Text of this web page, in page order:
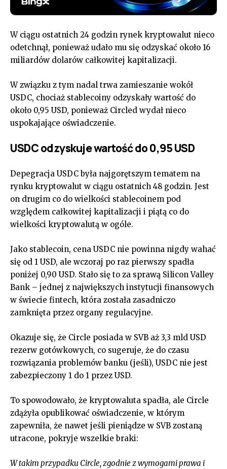
W ciągu ostatnich 24 godzin rynek kryptowalut nieco
odetchnął, ponieważ udało mu się odzyskać około 16
miliardów dolarów całkowitej kapitalizacji.
W związku z tym nadal trwa zamieszanie wokół
USDC, chociaż stablecoiny odzyskały wartość do
około 0,95 USD, ponieważ Circled wydał nieco
uspokajające oświadczenie.
USDC odzyskuje wartość do 0,95 USD
Depegracja USDC była najgorętszym tematem na
rynku kryptowalut w ciągu ostatnich 48 godzin. Jest
on drugim co do wielkości stablecoinem pod
względem całkowitej kapitalizacji i piątą co do
wielkości kryptowalutą w ogóle.
Jako stablecoin, cena USDC nie powinna nigdy wahać
się od 1 USD, ale wczoraj po raz pierwszy spadła
poniżej 0,90 USD. Stało się to za sprawą Silicon Valley
Bank – jednej z największych instytucji finansowych
w świecie fintech, która została zasadniczo
zamknięta przez organy regulacyjne.
Okazuje się, że Circle posiada w SVB aż 3,3 mld USD
rezerw gotówkowych, co sugeruje, że do czasu
rozwiązania problemów banku (jeśli), USDC nie jest
zabezpieczony 1 do 1 przez USD.
To spowodowało, że kryptowaluta spadła, ale Circle
zdążyła opublikować oświadczenie, w którym
zapewniła, że nawet jeśli pieniądze w SVB zostaną
utracone, pokryje wszelkie braki:
W takim przypadku Circle, zgodnie z wymogami prawa i